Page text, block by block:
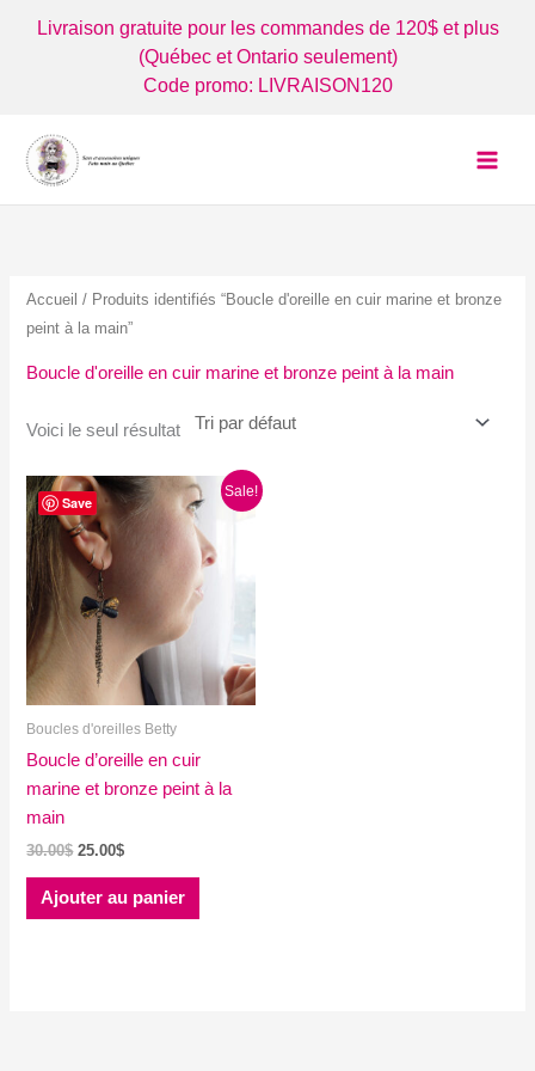
Livraison gratuite pour les commandes de 120$ et plus
(Québec et Ontario seulement)
Code promo: LIVRAISON120
Accueil / Produits identifiés “Boucle d'oreille en cuir marine et bronze
peint à la main”
Boucle d'oreille en cuir marine et bronze peint à la main
Voici le seul résultat
Save
Sale!
Boucles d'oreilles Betty
Boucle d’oreille en cuir
marine et bronze peint à la
main
30.00$ Le
initial
25.00$Le
actuel
est :
Ajouter au panier